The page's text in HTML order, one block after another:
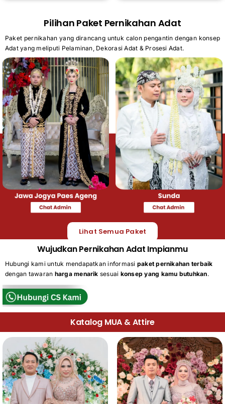
Pilihan Paket Pernikahan Adat
Paket pernikahan yang dirancang untuk calon pengantin dengan konsep
Adat yang meliputi Pelaminan, Dekorasi Adat & Prosesi Adat.
Lihat Semua Paket
Wujudkan Pernikahan Adat Impianmu
Hubungi kami untuk mendapatkan informasi paket pernikahan terbaik
dengan tawaran harga menarik sesuai konsep yang kamu butuhkan.
Katalog MUA & Attire